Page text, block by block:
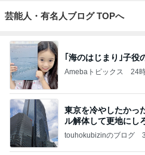
芸能人・有名人ブログ TOPへ
｢海のはじまり｣子役
Amebaトピックス 24
東京を冷やしたかっ
ル解体して更地にし
touhokubizinのブログ